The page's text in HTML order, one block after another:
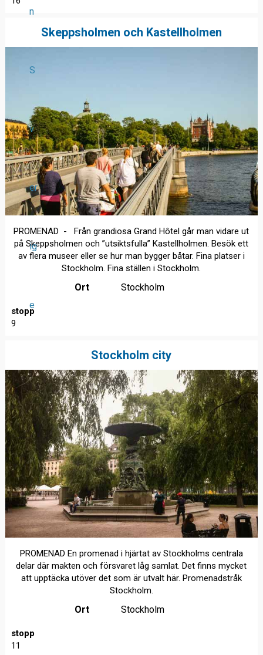
n
S
v
er
ig
e
Skeppsholmen och Kastellholmen
PROMENAD - Från grandiosa Grand Hôtel går man vidare ut
på Skeppsholmen och ”utsiktsfulla” Kastellholmen. Besök ett
av flera museer eller se hur man bygger båtar. Fina platser i
Stockholm. Fina ställen i Stockholm.
Ort Stockholm
stopp
9
Stockholm city
PROMENAD En promenad i hjärtat av Stockholms centrala
delar där makten och försvaret låg samlat. Det finns mycket
att upptäcka utöver det som är utvalt här. Promenadstråk
Stockholm.
Ort Stockholm
stopp
11